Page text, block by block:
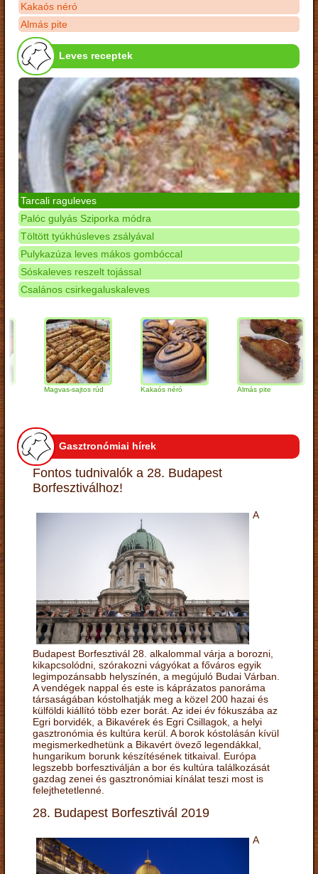
Kakaós néró
Almás pite
Leves receptek
Tarcali raguleves
Palóc gulyás Sziporka módra
Töltött tyúkhúsleves zsályával
Pulykazúza leves mákos gombóccal
Sóskaleves reszelt tojással
Csalános csirkegaluskaleves
Magvas-sajtos rúd Kakaós néró Almás pite
Gasztronómiai hírek
Fontos tudnivalók a 28. Budapest
Borfesztiválhoz!
A
Budapest Borfesztivál 28. alkalommal várja a borozni,
kikapcsolódni, szórakozni vágyókat a főváros egyik
legimpozánsabb helyszínén, a megújuló Budai Várban.
A vendégek nappal és este is káprázatos panoráma
társaságában kóstolhatják meg a közel 200 hazai és
külföldi kiállító több ezer borát. Az idei év fókuszába az
Egri borvidék, a Bikavérek és Egri Csillagok, a helyi
gasztronómia és kultúra kerül. A borok kóstolásán kívül
megismerkedhetünk a Bikavért övező legendákkal,
hungarikum borunk készítésének titkaival. Európa
legszebb borfesztiválján a bor és kultúra találkozását
gazdag zenei és gasztronómiai kínálat teszi most is
felejthetetlenné.
28. Budapest Borfesztivál 2019
A